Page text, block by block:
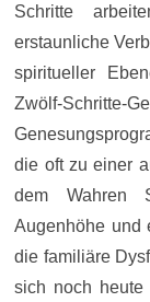
Schritte
erstaunliche
spiritueller
Zwölf-
die oft zu einer
dem Wahren
Augenhöhe und
die familiäre
sich noch heute